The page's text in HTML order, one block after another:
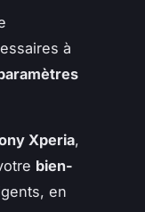
à
Xperia,
bien-
en